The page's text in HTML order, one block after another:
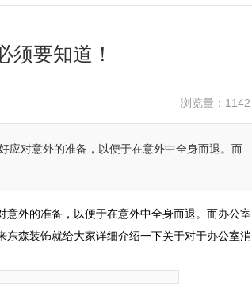
须要知道！
浏览量： 1142
应对意外的准备，以便于在意外中全身而退。而
意外的准备，以便于在意外中全身而退。而办公室
森装饰就给大家详细介绍一下关于对于办公室消